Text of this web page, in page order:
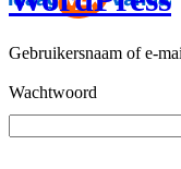
Gebruikersnaam of e-
Wachtwoord